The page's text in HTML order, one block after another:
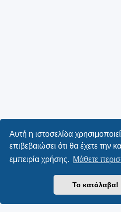
Αυτή η ιστοσελίδα
επιβεβαιώσει ότι θα έχετε την
εμπειρία χρήσης. Μάθετε
Το κατάλαβα!